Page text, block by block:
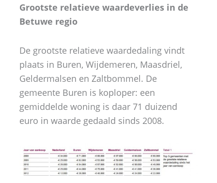
Grootste relatieve waardeverlies in de
Betuwe regio
De grootste relatieve waardedaling vindt
plaats in Buren, Wijdemeren, Maasdriel,
Geldermalsen en Zaltbommel. De
gemeente Buren is koploper: een
gemiddelde woning is daar 71 duizend
euro in waarde gedaald sinds 2008.